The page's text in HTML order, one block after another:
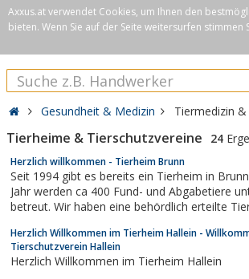
Axxus.at verwendet Cookies, um Ihnen den
bieten. Wenn Sie auf der Seite weitersurfen stimmen
Gesundheit & Medizin Tiermedizin
Tierheime & Tierschutzvereine 24
Herzlich willkommen - Tierheim Brunn
Seit 1994 gibt es bereits ein Tierheim in
Jahr werden ca 400 Fund- und Abgabetiere
betreut. Wir haben eine behördlich erteilte
Herzlich Willkommen im Tierheim Hallein -
Tierschutzverein Hallein
Herzlich Willkommen im Tierheim Hallein